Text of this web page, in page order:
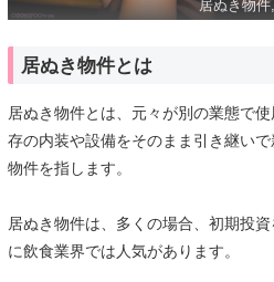
居ぬき物
居ぬき物件とは
居ぬき物件とは、元々が別の業態で
存の内装や設備をそのまま引き継い
物件を指します。
居ぬき物件は、多くの場合、初期投
に飲食業界では人気があります。